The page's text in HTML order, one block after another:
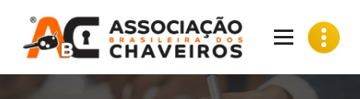
conteúdo